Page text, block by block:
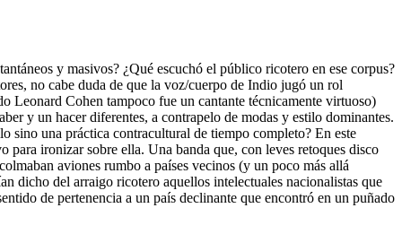
y masivos? ¿Qué escuchó el público ricotero en ese corpus?
no cabe duda de que la voz/cuerpo de Indio jugó un rol
Leonard Cohen tampoco fue un cantante técnicamente virtuoso)
y un hacer diferentes, a contrapelo de modas y estilo dominantes.
sino una práctica contracultural de tiempo completo? En este
ironizar sobre ella. Una banda que, con leves retoques disco
aviones rumbo a países vecinos (y un poco más allá
dicho del arraigo ricotero aquellos intelectuales nacionalistas que
de pertenencia a un país declinante que encontró en un puñado